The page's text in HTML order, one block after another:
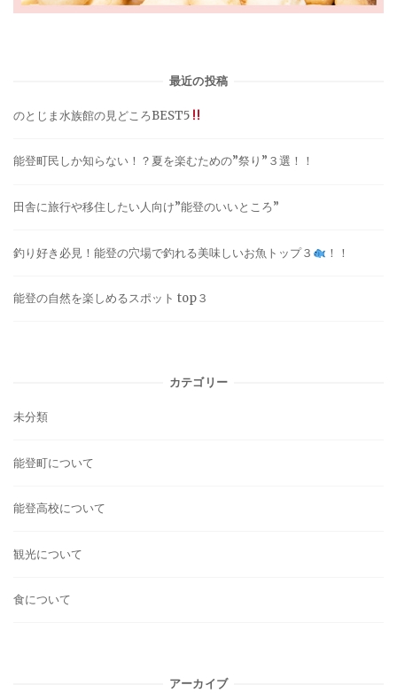
最近の投稿
のとじま水族館の見どころBEST5
能登町民しか知らない！？夏を楽むための”祭り”３選！！
田舎に旅行や移住したい人向け”能登のいいところ”
釣り好き必見！能登の穴場で釣れる美味しいお魚トップ３ ！！
能登の自然を楽しめるスポット top３
カテゴリー
未分類
能登町について
能登高校について
観光について
食について
アーカイブ